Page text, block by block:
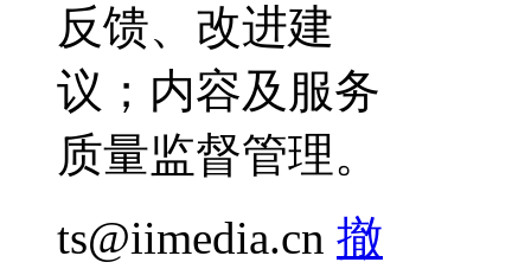
反馈、改进建
议；内容及服务
质量监督管理。
ts@iimedia.cn 撤